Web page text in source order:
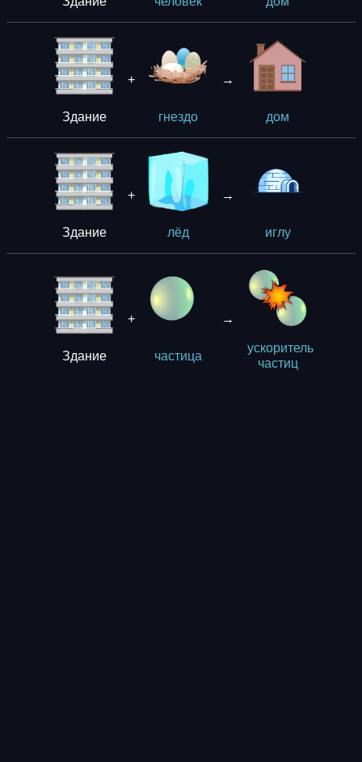
Здание
+
гнездо
→
дом
Здание
+
лёд
→
иглу
Здание
+
частица
→
ускоритель
частиц